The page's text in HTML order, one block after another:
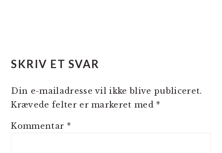
SKRIV ET SVAR
Din e-mailadresse vil ikke blive publiceret.
Krævede felter er markeret med *
Kommentar *